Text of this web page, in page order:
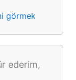
görmek
ederim,